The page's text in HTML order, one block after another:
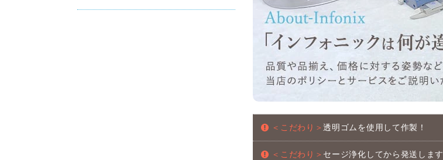
＜こだわり＞透明ゴムを使用して作製！
＜こだわり＞ セージ浄化してから発送します